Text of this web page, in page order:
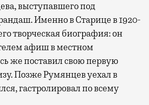
выступавшего под
Именно в Старице в 1920-
творческая биография: он
афиш в местном
же поставил свою первую
Позже Румянцев уехал в
гастролировал по всему